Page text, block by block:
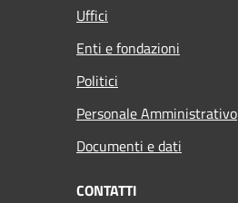
Uffici
Enti e fondazioni
Politici
Personale Amministrativo
Documenti e dati
CONTATTI